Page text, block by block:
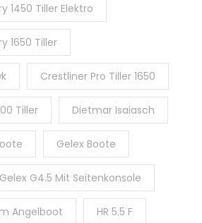
1450 Tiller Elektro
1650 Tiller
Crestliner Pro Tiller 1650
Tiller Dietmar Isaiasch
Gelex Boote
Gelex G4.5 Mit Seitenkonsole
Angelboot HR 5.5 F